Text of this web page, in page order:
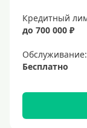
Кредитный
до 700 000 ₽
Обслуживание:
Бесплатно